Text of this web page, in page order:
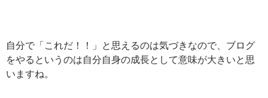
自分で「これだ！！」と思えるのは気づきなので、ブログ
をやるというのは自分自身の成長として意味が大きいと思
いますね。